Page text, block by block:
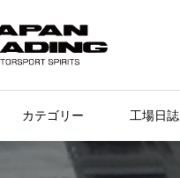
カテゴリー 工場日誌